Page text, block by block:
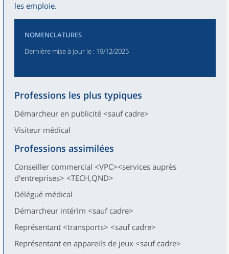
les emploie.
NOMENCLATURES
Dernière mise à jour le : 19/12/2025
Professions les plus typiques
Démarcheur en publicité <sauf cadre>
Visiteur médical
Professions assimilées
Conseiller commercial <VPC><services auprès
d'entreprises> <TECH,QND>
Délégué médical
Démarcheur intérim <sauf cadre>
Représentant <transports> <sauf cadre>
Représentant en appareils de jeux <sauf cadre>